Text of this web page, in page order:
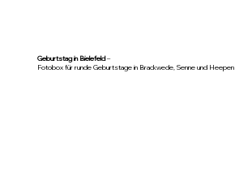
Geburtstag in Bielefeld–
Fotobox für runde Geburtstage in Brackwede, Senne und Heepen